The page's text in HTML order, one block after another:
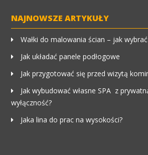
NAJNOWSZE ARTYKUŁY
Wałki do malowania ścian – jak wybrać
Jak układać panele podłogowe
Jak przygotować się przed wizytą
Jak wybudować własne SPA z
wyłączność?
Jaka lina do prac na wysokości?